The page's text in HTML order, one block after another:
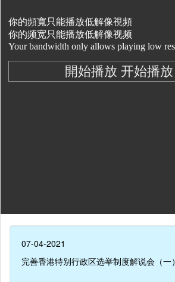
07-04-2021
完善香港特别行政区选举制度解说会（一）